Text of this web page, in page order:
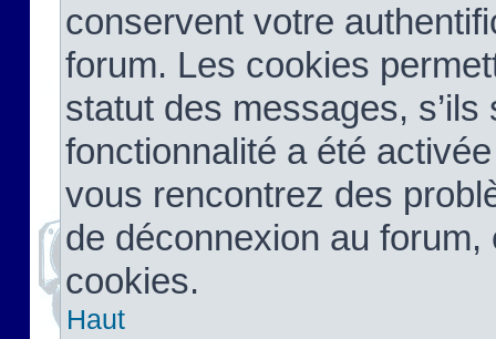
conservent votre
forum. Les cookies
statut des messages,
fonctionnalité a été
vous rencontrez des
de déconnexion au
cookies.
Haut